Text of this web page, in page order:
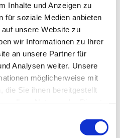
Inhalte und Anzeigen zu
für soziale Medien anbieten
unsere Website zu
wir Informationen zu Ihrer
an unsere Partner für
Analysen weiter. Unsere
möglicherweise mit
die Sie ihnen bereitgestellt
wir gerne Herz und Ohr
und in einem
einer geeigneten
Gesprächsinhalten
bei Birgit Kunisch, Tel.: